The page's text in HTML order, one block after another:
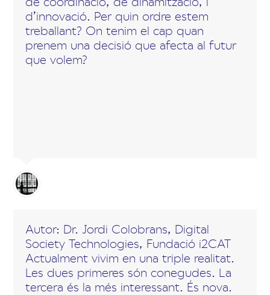
d’innovació. Per quin ordre estem
treballant? On tenim el cap quan
prenem una decisió que afecta al futur
que volem?
Autor: Dr. Jordi Colobrans, Digital
Society Technologies, Fundació i2CAT
Actualment vivim en una triple realitat.
Les dues primeres són conegudes. La
tercera és la més interessant. És nova.